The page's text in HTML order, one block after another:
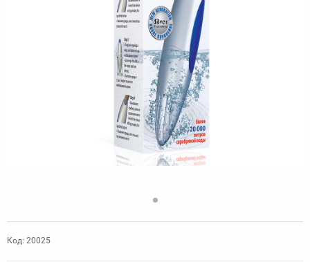
Код: 20025